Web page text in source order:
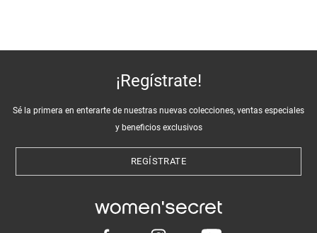
¡Regístrate!
Sé la primera en enterarte de nuestras nuevas colecciones, ventas especiales
y beneficios exclusivos
REGÍSTRATE